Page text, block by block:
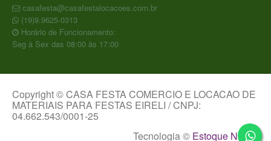
casafesta@casafestalocacoes.com.br
(19)9.9625-0313
Horário de Funcionamento:
Seg à Sex das 08:00 às 17:00
Copyright © CASA FESTA COMERCIO E LOCACAO DE
MATERIAIS PARA FESTAS EIRELI / CNPJ:
04.662.543/0001-25
Tecnologia © Estoque NOW.